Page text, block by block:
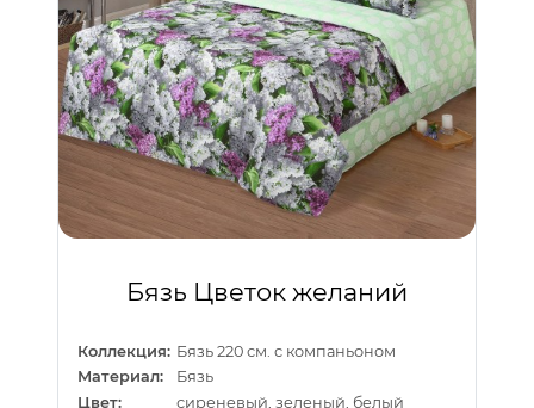
Бязь Цветок желаний
Коллекция: Бязь 220 см. с компаньоном
Материал:
Бязь
Цвет:
сиреневый, зеленый, белый